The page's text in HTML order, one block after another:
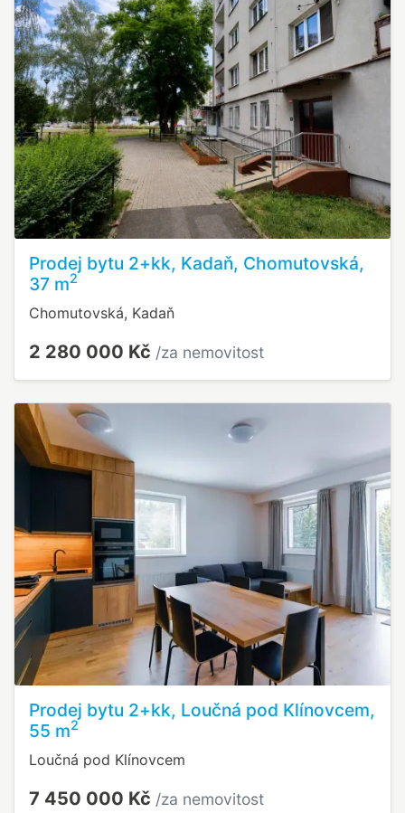
Prodej bytu 2+kk, Kadaň, Chomutovská,
37 m2
Chomutovská, Kadaň
2 280 000 Kč /za nemovitost
Prodej bytu 2+kk, Loučná pod Klínovcem,
55 m2
Loučná pod Klínovcem
7 450 000 Kč /za nemovitost